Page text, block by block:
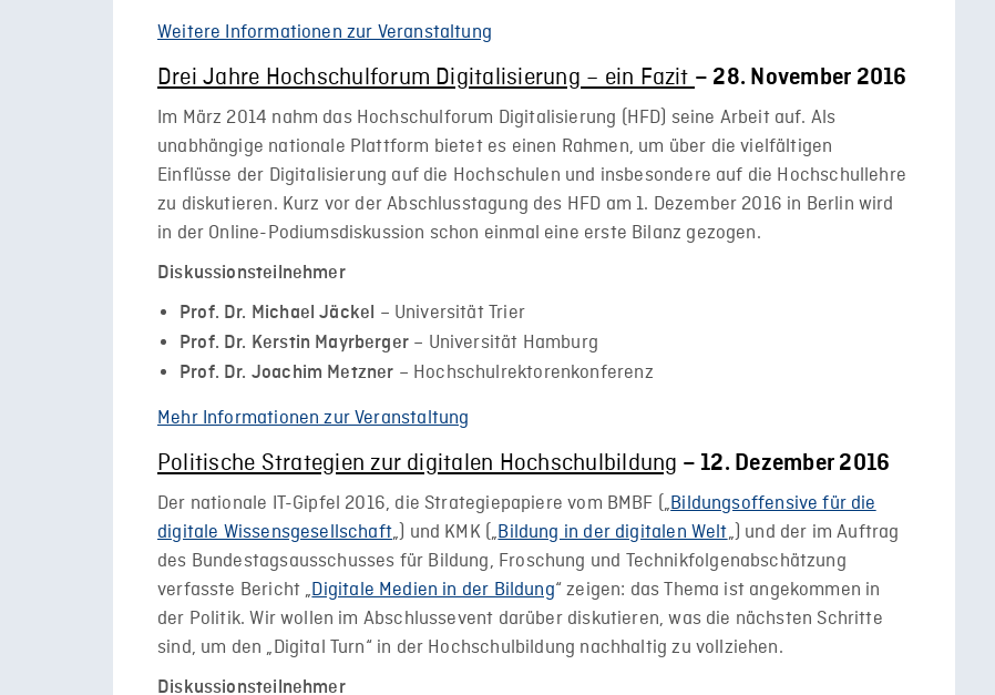
Weitere Informationen zur Veranstaltung
Drei Jahre Hochschulforum Digitalisierung – ein Fazit – 28. November 2016
Im März 2014 nahm das Hochschulforum Digitalisierung (HFD) seine Arbeit auf. Als
unabhängige nationale Plattform bietet es einen Rahmen, um über die vielfältigen
Einflüsse der Digitalisierung auf die Hochschulen und insbesondere auf die Hochschullehre
zu diskutieren. Kurz vor der Abschlusstagung des HFD am 1. Dezember 2016 in Berlin wird
in der Online-Podiumsdiskussion schon einmal eine erste Bilanz gezogen.
Diskussionsteilnehmer
Prof. Dr. Michael Jäckel – Universität Trier
Prof. Dr. Kerstin Mayrberger – Universität Hamburg
Prof. Dr. Joachim Metzner – Hochschulrektorenkonferenz
Mehr Informationen zur Veranstaltung
Politische Strategien zur digitalen Hochschulbildung – 12. Dezember 2016
Der nationale IT-Gipfel 2016, die Strategiepapiere vom BMBF („Bildungsoffensive für die
digitale Wissensgesellschaft„) und KMK („Bildung in der digitalen Welt„) und der im Auftrag
des Bundestagsausschusses für Bildung, Froschung und Technikfolgenabschätzung
verfasste Bericht „Digitale Medien in der Bildung“ zeigen: das Thema ist angekommen in
der Politik. Wir wollen im Abschlussevent darüber diskutieren, was die nächsten Schritte
sind, um den „Digital Turn“ in der Hochschulbildung nachhaltig zu vollziehen.
Diskussionsteilnehmer